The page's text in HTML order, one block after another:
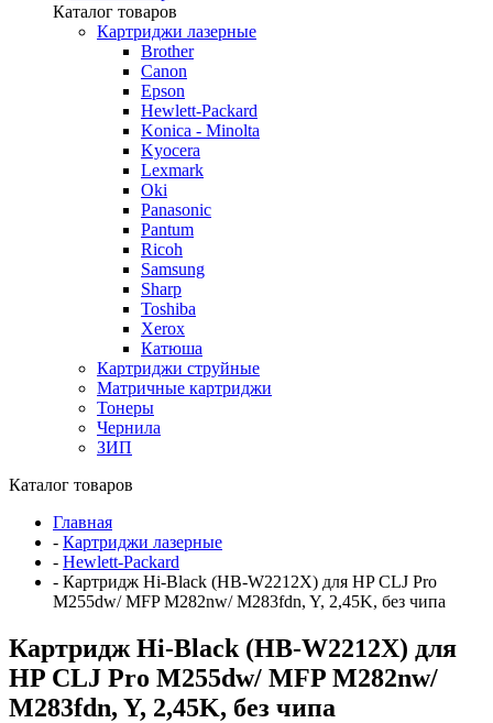
Каталог товаров
Картриджи лазерные
Brother
Canon
Epson
Hewlett-Packard
Konica - Minolta
Kyocera
Lexmark
Oki
Panasonic
Pantum
Ricoh
Samsung
Sharp
Toshiba
Xerox
Катюша
Картриджи струйные
Матричные картриджи
Тонеры
Чернила
ЗИП
Каталог товаров
Главная
- Картриджи лазерные
- Hewlett-Packard
- Картридж Hi-Black (HB-W2212X) для HP CLJ Pro
M255dw/ MFP M282nw/ M283fdn, Y, 2,45K, без чипа
Картридж Hi-Black (HB-W2212X) для
HP CLJ Pro M255dw/ MFP M282nw/
M283fdn, Y, 2,45K, без чипа